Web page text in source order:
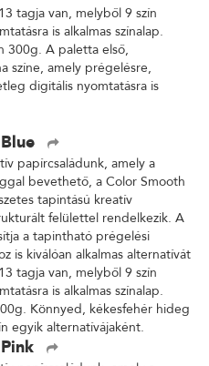
tagja van, melyből 9 szín
is alkalmas színalap.
300g. A paletta első,
színe, amely prégelésre,
digitális nyomtatásra is
papírcsaládunk, amely a
bevethető, a Color Smooth
tapintású kreatív
felülettel rendelkezik. A
a tapintható prégelési
is kiválóan alkalmas alternatívát
tagja van, melyből 9 szín
is alkalmas színalap.
Könnyed, kékesfehér hideg
egyik alternatívájaként.